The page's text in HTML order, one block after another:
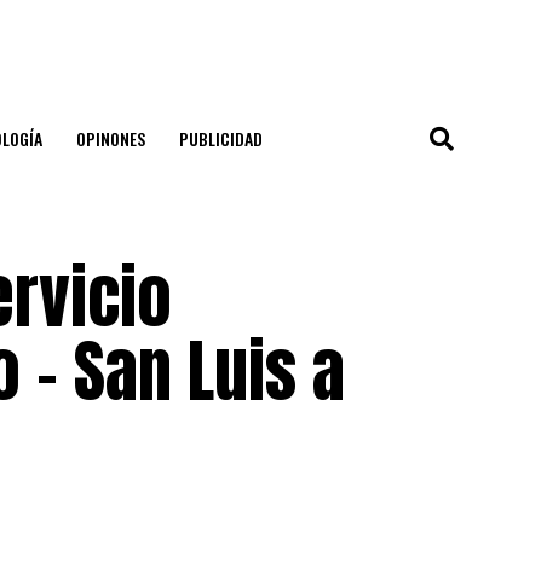
OPINONES PUBLICIDAD
San Luis a